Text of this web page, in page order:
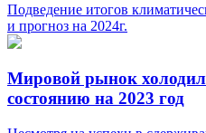
Подведение итогов
и прогноз на 2024г.
Мировой рынок
состоянию на 2023 год